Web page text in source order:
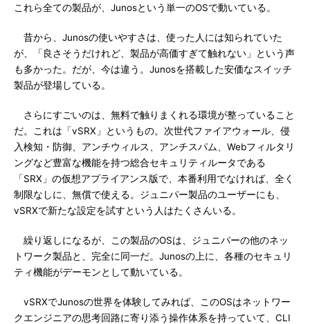
これら全ての製品が、Junosという単一のOSで動いている。
昔から、Junosの使いやすさは、使った人には知られていた
が、「良さそうだけれど、製品が高価すぎて触れない」という声
も多かった。だが、今は違う。Junosを搭載した安価なスイッチ
製品が登場している。
さらにすごいのは、無料で触りまくれる環境が整っていること
だ。これは「vSRX」というもの。次世代ファイアウォール、侵
入検知・防御、アンチウィルス、アンチスパム、Webフィルタリ
ングなど豊富な機能を持つ総合セキュリティルータである
「SRX」の仮想アプライアンス版で、本番利用でなければ、全く
制限なしに、無償で使える。ジュニパー製品のユーザーにも、
vSRXで新たな設定を試すという人はたくさんいる。
繰り返しになるが、この製品のOSは、ジュニパーの他のネッ
トワーク製品と、完全に同一だ。Junosの上に、各種のセキュリ
ティ機能がデーモンとして動いている。
vSRXでJunosの世界を体験してみれば、このOSはネットワー
クエンジニアの思考回路に寄り添う操作体系を持っていて、CLI